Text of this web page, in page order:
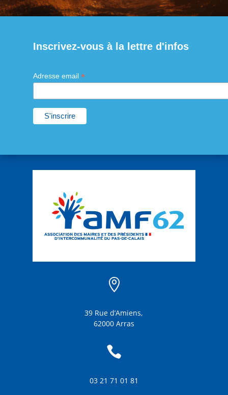
Inscrivez-vous à la lettre d'infos
Adresse email *

39 Rue d’Amiens,
62000 Arras

03 21 71 01 81